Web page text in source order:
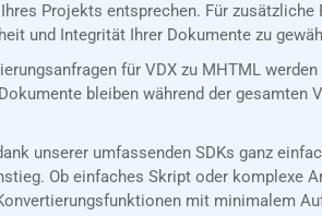
Projekts entsprechen. Für
und Integrität Ihrer Dokumente zu
für VDX zu MHTML
bleiben während der gesamten
unserer umfassenden SDKs ganz
Ob einfaches Skript oder komplexe
mit minimalem